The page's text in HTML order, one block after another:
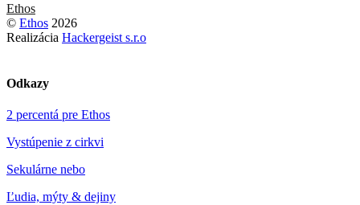
Ethos
© Ethos 2026
Realizácia Hackergeist s.r.o
Odkazy
2 percentá pre Ethos
Vystúpenie z cirkvi
Sekulárne nebo
Ľudia, mýty & dejiny